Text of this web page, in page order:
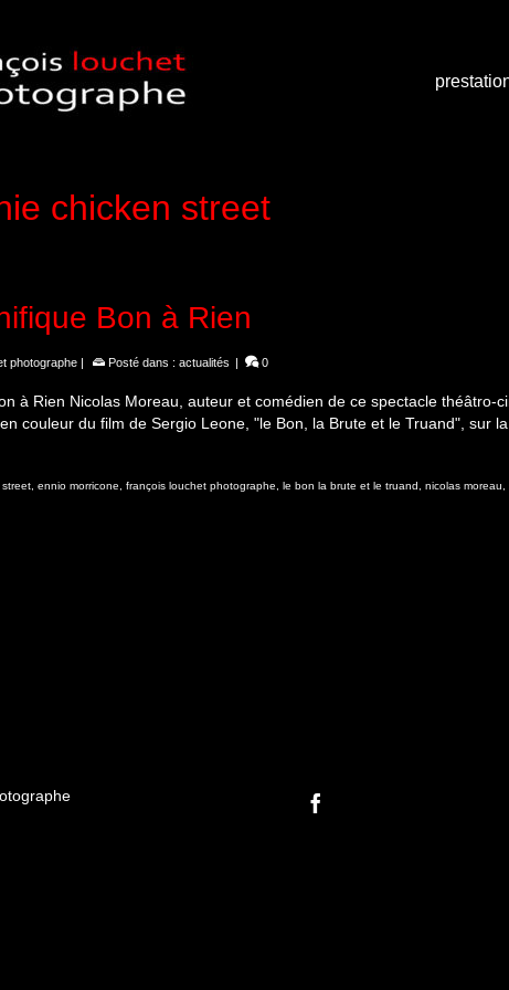
chicken street
Bon à Rien
photographe | Posté dans : actualités | 0
à Rien Nicolas Moreau, auteur et comédien de ce spectacle théâtro-
couleur du film de Sergio Leone, "le Bon, la Brute et le Truand", sur
street ennio morricone françois louchet photographe le bon la brute et le truand nicolas moreau